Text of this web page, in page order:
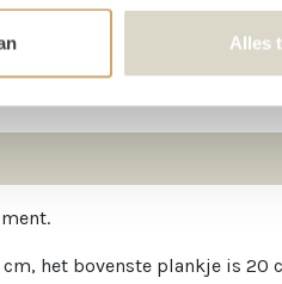
Alles
het bovenste plankje is 20